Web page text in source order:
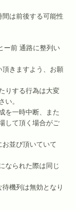
は前後する可能性
ー前 通路に整列い
きますよう、お願
りする行為は大変
。
を一時中断、また
して頂く場合がご
並び頂いていて
なられた際は同じ
機列は無効となり